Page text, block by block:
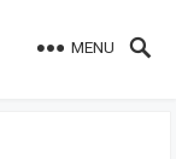
MENU